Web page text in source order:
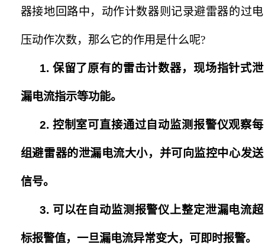
器接地回路中，动作计数器则记录避雷器的过电
压动作次数，那么它的作用是什么呢?
1. 保留了原有的雷击计数器，现场指针式泄
漏电流指示等功能。
2. 控制室可直接通过自动监测报警仪观察每
组避雷器的泄漏电流大小，并可向监控中心发送
信号。
3. 可以在自动监测报警仪上整定泄漏电流超
标报警值，一旦漏电流异常变大，可即时报警。